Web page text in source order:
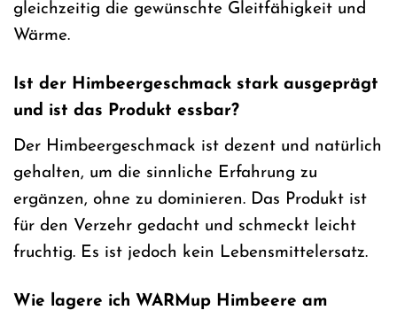
gleichzeitig die gewünschte Gleitfähigkeit und
Wärme.
Ist der Himbeergeschmack stark ausgeprägt
und ist das Produkt essbar?
Der Himbeergeschmack ist dezent und natürlich
gehalten, um die sinnliche Erfahrung zu
ergänzen, ohne zu dominieren. Das Produkt ist
für den Verzehr gedacht und schmeckt leicht
fruchtig. Es ist jedoch kein Lebensmittelersatz.
Wie lagere ich WARMup Himbeere am